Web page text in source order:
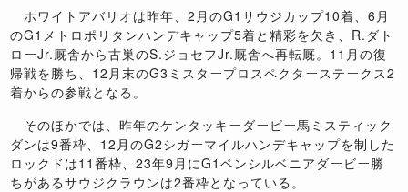
ホワイトアバリオは昨年、2 月のG1サウジカップ10着、6 月
のG1 メトロポリタンハンデキャップ5着と精彩を欠き、 R. ダト
ローJr.厩舎から古巣のS.ジョセフJr.厩舎へ再転厩。 11 月の復
帰戦を勝ち、 12 月末のG3 ミスタープロスペクターステークス2
着からの参戦となる。
そのほかでは、昨年のケンタッキーダービー馬ミスティック
ダンは9番枠、 12 月のG2シガーマイルハンデキャップを制した
ロックドは11番枠、23年9 月にG1ペンシルベニアダービー勝
ちがあるサウジクラウンは2番枠となっている。